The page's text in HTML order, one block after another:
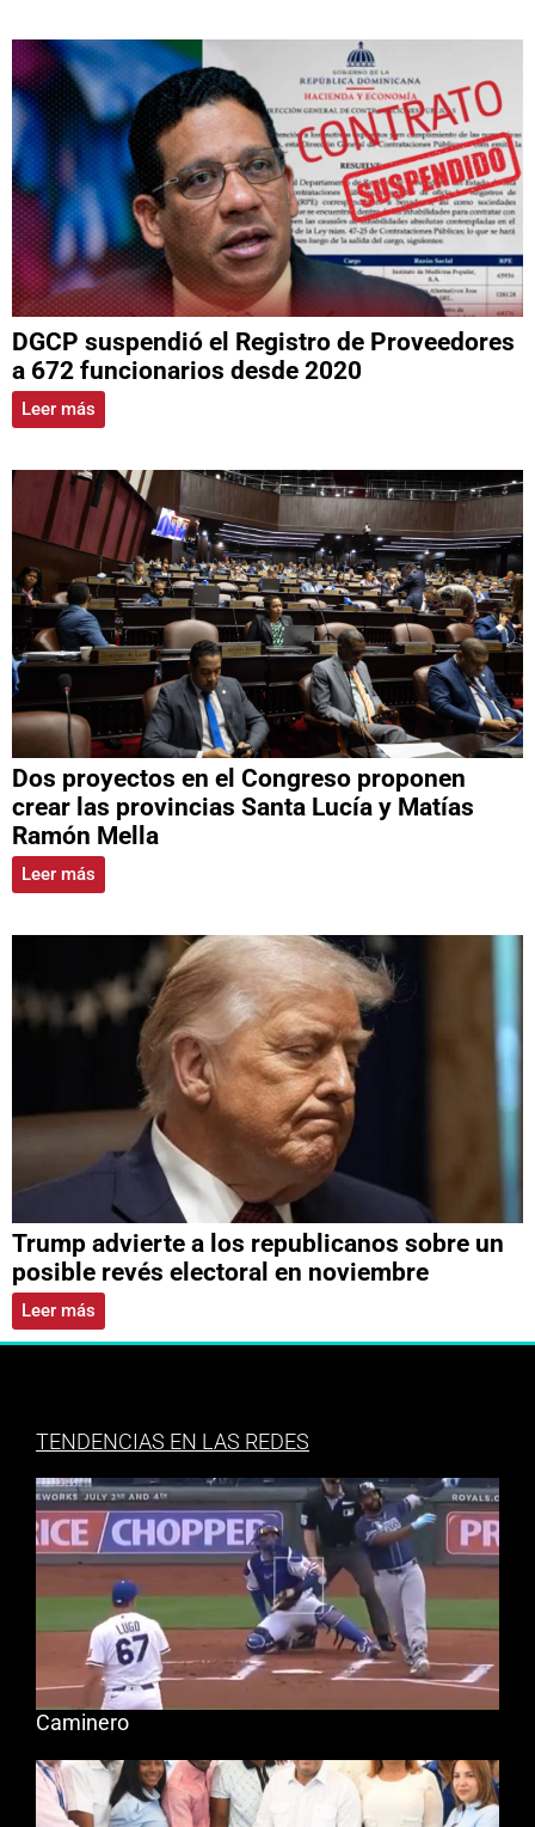
DGCP suspendió el Registro de Proveedores
a 672 funcionarios desde 2020
Leer más
Dos proyectos en el Congreso proponen
crear las provincias Santa Lucía y Matías
Ramón Mella
Leer más
Trump advierte a los republicanos sobre un
posible revés electoral en noviembre
Leer más
TENDENCIAS EN LAS REDES
Caminero